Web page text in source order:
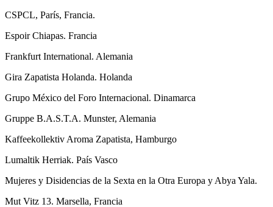
CSPCL, París, Francia.
Espoir Chiapas. Francia
Frankfurt International. Alemania
Gira Zapatista Holanda. Holanda
Grupo México del Foro Internacional. Dinamarca
Gruppe B.A.S.T.A. Munster, Alemania
Kaffeekollektiv Aroma Zapatista, Hamburgo
Lumaltik Herriak. País Vasco
Mujeres y Disidencias de la Sexta en la Otra Europa y Abya Yala.
Mut Vitz 13. Marsella, Francia